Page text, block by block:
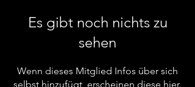
Es gibt noch nichts zu
sehen
Wenn dieses Mitglied Infos über sich
selbst hinzufügt, erscheinen diese hier.